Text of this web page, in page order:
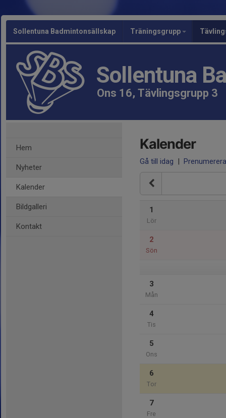
Sollentuna Badmintonsällskap Träningsgrupp
Sollentuna
Ons 16, Tävlingsgrupp 3
Hem
Nyheter
Kalender
Bildgalleri
Kontakt
Kalender
Gå till idag | Prenumerera
1
Lör
2
Sön
3
Mån
4
Tis
5
Ons
6
Tor
7
Fre